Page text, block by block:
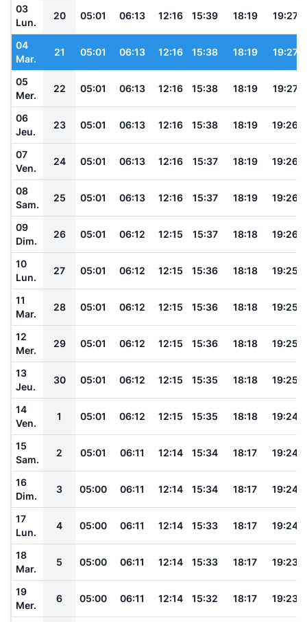
03
Lun.
20 05:01 06:13 12:16 15:39 18:19 19:27
04
Mar.
21 05:01 06:13 12:16 15:38 18:19 19:27
05
Mer.
22 05:01 06:13 12:16 15:38 18:19 19:27
06
Jeu.
23 05:01 06:13 12:16 15:38 18:19 19:26
07
Ven.
24 05:01 06:13 12:16 15:37 18:19 19:26
08
Sam.
25 05:01 06:13 12:16 15:37 18:19 19:26
09
Dim.
26 05:01 06:12 12:15 15:37 18:18 19:26
10
Lun.
27 05:01 06:12 12:15 15:36 18:18 19:25
11
Mar.
28 05:01 06:12 12:15 15:36 18:18 19:25
12
Mer.
29 05:01 06:12 12:15 15:36 18:18 19:25
13
Jeu.
30 05:01 06:12 12:15 15:35 18:18 19:25
14
Ven.
1 05:01 06:12 12:15 15:35 18:18 19:24
15
Sam.
2 05:01 06:11 12:14 15:34 18:17 19:24
16
Dim.
3 05:00 06:11 12:14 15:34 18:17 19:24
17
Lun.
4 05:00 06:11 12:14 15:33 18:17 19:24
18
Mar.
5 05:00 06:11 12:14 15:33 18:17 19:23
19
Mer.
6 05:00 06:11 12:14 15:32 18:17 19:23